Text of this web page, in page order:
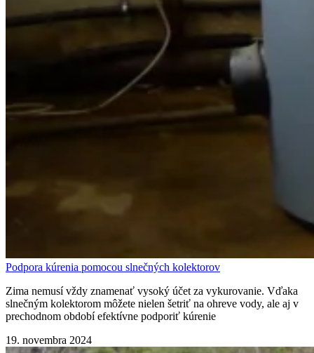
Podpora kúrenia pomocou slnečných kolektorov
Zima nemusí vždy znamenať vysoký účet za vykurovanie. Vďaka
slnečným kolektorom môžete nielen šetriť na ohreve vody, ale aj v
prechodnom období efektívne podporiť kúrenie
19. novembra 2024